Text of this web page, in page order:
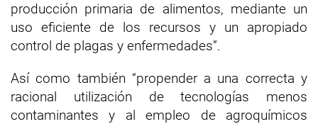
producción primaria de alimentos, mediante un
uso eficiente de los recursos y un apropiado
control de plagas y enfermedades”.
Así como también “propender a una correcta y
racional utilización de tecnologías menos
contaminantes y al empleo de agroquímicos